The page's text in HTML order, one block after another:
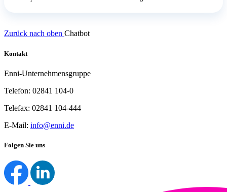
Zurück nach oben Chatbot
Kontakt
Enni-Unternehmensgruppe
Telefon: 02841 104-0
Telefax: 02841 104-444
E-Mail: info@enni.de
Folgen Sie uns